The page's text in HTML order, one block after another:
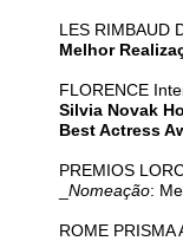
LES RIMBAUD
Melhor
FLORENCE
Silvia Novak
Best Actress
PREMIOS
Nomeação:
ROME PRISMA